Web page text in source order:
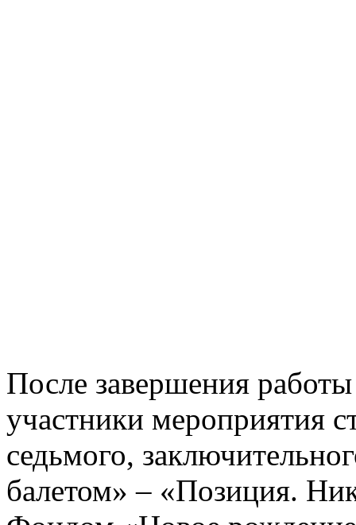
После завершения работы
участники мероприятия
седьмого,
балетом» – «Позиция.